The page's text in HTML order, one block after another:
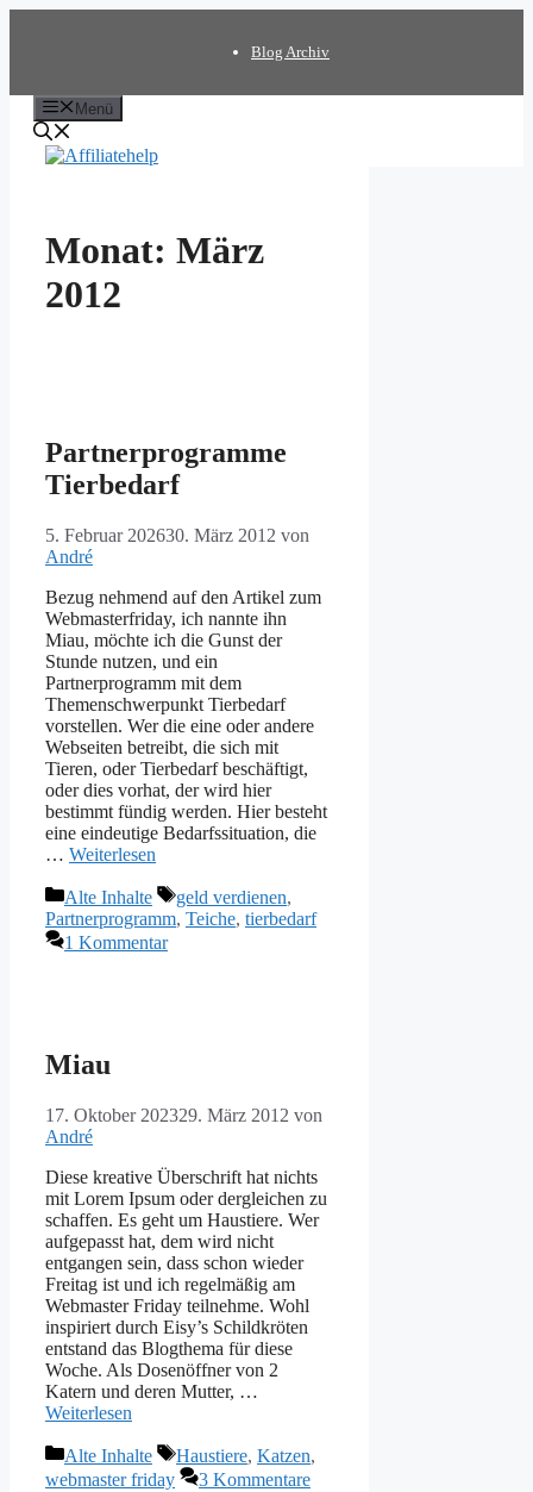
Blog Archiv
Menü
Monat: März
2012
Partnerprogramme
Tierbedarf
5. Februar 202630. März 2012 von
André
Bezug nehmend auf den Artikel zum
Webmasterfriday, ich nannte ihn
Miau, möchte ich die Gunst der
Stunde nutzen, und ein
Partnerprogramm mit dem
Themenschwerpunkt Tierbedarf
vorstellen. Wer die eine oder andere
Webseiten betreibt, die sich mit
Tieren, oder Tierbedarf beschäftigt,
oder dies vorhat, der wird hier
bestimmt fündig werden. Hier besteht
eine eindeutige Bedarfssituation, die
… Weiterlesen
Kategorien
Alte Inhalte Schlagwörter
geld verdienen,
Partnerprogramm, Teiche, tierbedarf
1 Kommentar
Miau
17. Oktober 202329. März 2012 von
André
Diese kreative Überschrift hat nichts
mit Lorem Ipsum oder dergleichen zu
schaffen. Es geht um Haustiere. Wer
aufgepasst hat, dem wird nicht
entgangen sein, dass schon wieder
Freitag ist und ich regelmäßig am
Webmaster Friday teilnehme. Wohl
inspiriert durch Eisy’s Schildkröten
entstand das Blogthema für diese
Woche. Als Dosenöffner von 2
Katern und deren Mutter, …
Weiterlesen
Kategorien
Alte Inhalte Schlagwörter
Haustiere, Katzen,
webmaster friday
3 Kommentare